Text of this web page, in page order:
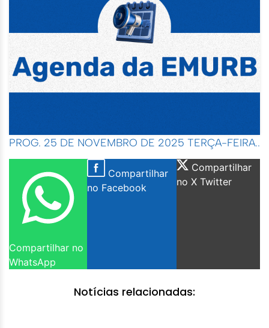
PROG. 25 DE NOVEMBRO DE 2025 TERÇA-FEIRA..
Compartilhar no
WhatsApp
Compartilhar
no Facebook
Compartilhar
no X Twitter
Notícias relacionadas: